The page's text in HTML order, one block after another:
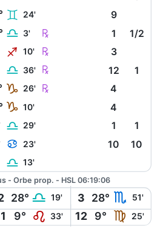
C 24' 9
G 3' Ç 1 1/2
I 10' Ç 3
G 36' Ç 12 1
J 26' Ç 4
J 10' 4
G 29' 1 1
D 23' 10 10
G 13'
- Orbe prop. - HSL 06:19:06
28° G 19' 3 28° H 51'
9° E 33' 12 9° F 25'